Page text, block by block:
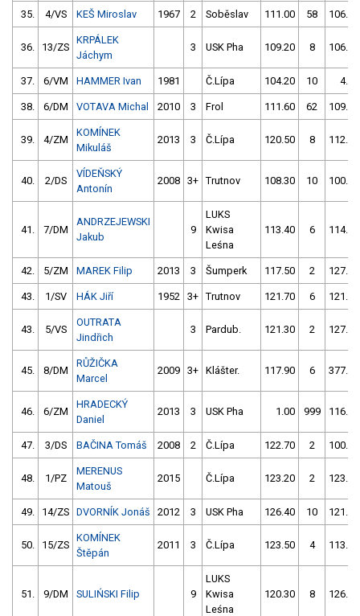
35. 4/VS KEŠ Miroslav 1967 2 Soběslav 111.00 58 106.70
36. 13/ZS
KRPÁLEK
Jáchym
3 USK Pha 109.20 8 106.90
37. 6/VM HAMMER Ivan 1981 Č.Lípa 104.20 10 4.00
38. 6/DM VOTAVA Michal 2010 3 Frol 111.60 62 109.10
39. 4/ZM
KOMÍNEK
Mikuláš
2013 3 Č.Lípa 120.50 8 112.70
40. 2/DS
VÍDEŇSKÝ
Antonín
2008 3+ Trutnov 108.30 10 100.90
41. 7/DM
ANDRZEJEWSKI
Jakub
9
LUKS
Kwisa
Leśna
113.40 6 114.60
42. 5/ZM MAREK Filip 2013 3 Šumperk 117.50 2 127.40
43. 1/SV HÁK Jiří 1952 3+ Trutnov 121.70 6 121.30
43. 5/VS
OUTRATA
Jindřich
3 Pardub. 121.30 2 127.30
45. 8/DM
RŮŽIČKA
Marcel
2009 3+ Klášter. 117.90 6 377.90
46. 6/ZM
HRADECKÝ
Daniel
2013 3 USK Pha 1.00 999 116.30
47. 3/DS BAČINA Tomáš 2008 2 Č.Lípa 122.70 2 100.30
48. 1/PZ
MERENUS
Matouš
2015 Č.Lípa 123.20 2 123.70
49. 14/ZS DVORNÍK Jonáš 2012 3 USK Pha 126.40 10 121.20
50. 15/ZS
KOMÍNEK
Štěpán
2011 3 Č.Lípa 123.50 4 113.00
51. 9/DM SULIŃSKI Filip 9
LUKS
Kwisa
Leśna
120.30 8 126.60